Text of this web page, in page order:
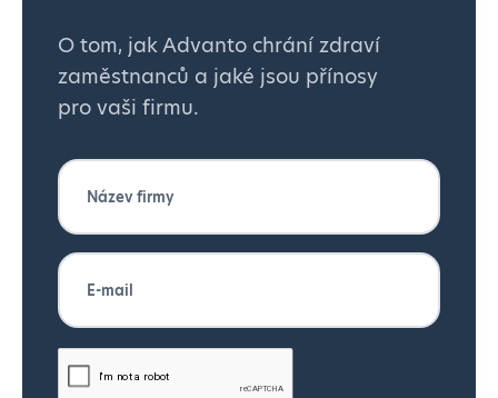
O tom, jak Advanto chrání zdraví
zaměstnanců a jaké jsou přínosy
pro vaši firmu.